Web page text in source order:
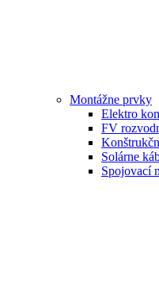
Montážne prvky
Elektro
FV
Solárne
Spojovací